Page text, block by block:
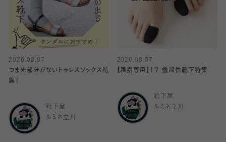
2026.08.07
つま先部分がないトゥレスソックス特
集！
靴下屋
ルミネ立川
2026.08.07
【親指専用】！？ 機能性靴下特集
靴下屋
ルミネ立川